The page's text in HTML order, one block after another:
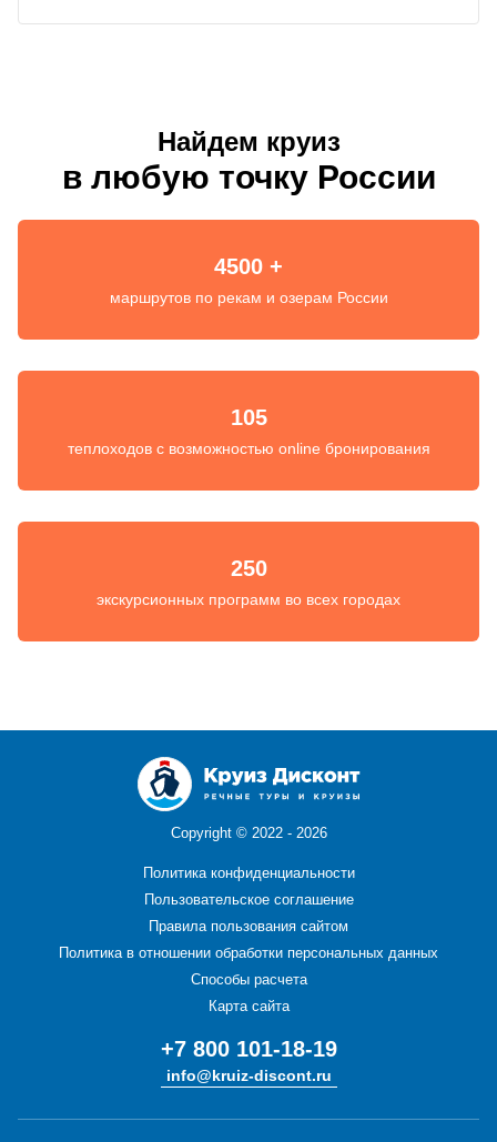
Найдем круиз
в любую точку России
4500 +
маршрутов по рекам и озерам России
105
теплоходов с возможностью online бронирования
250
экскурсионных программ во всех городах
Copyright © 2022 - 2026
Политика конфиденциальности
Пользовательское соглашение
Правила пользования сайтом
Политика в отношении обработки персональных данных
Способы расчета
Карта сайта
+7 800 101-18-19
info@kruiz-discont.ru